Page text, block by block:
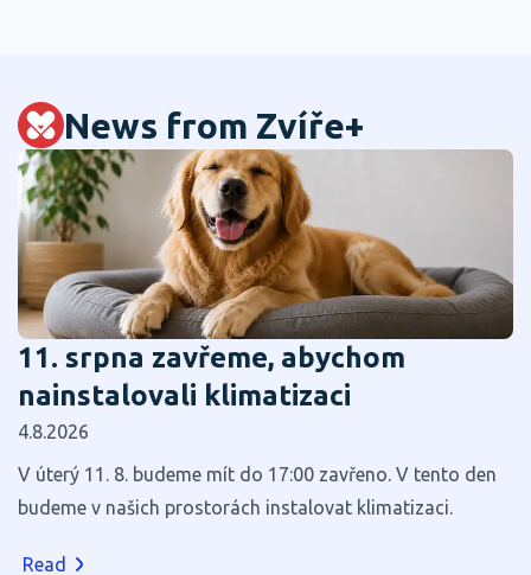
News from Zvíře+
11. srpna zavřeme, abychom
nainstalovali klimatizaci
4.8.2026
V úterý 11. 8. budeme mít do 17:00 zavřeno. V tento den
budeme v našich prostorách instalovat klimatizaci.
Read